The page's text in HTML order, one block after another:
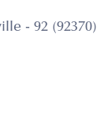
- 92 (92370)